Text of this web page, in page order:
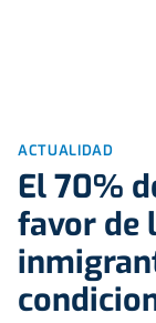
ACTUALIDAD
El 70%
favor de